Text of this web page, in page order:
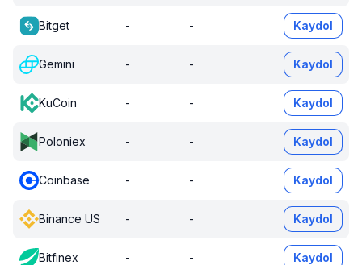
Bitget - - Kaydol
Gemini - - Kaydol
KuCoin - - Kaydol
Poloniex - - Kaydol
Coinbase - - Kaydol
Binance US - - Kaydol
Bitfinex - - Kaydol